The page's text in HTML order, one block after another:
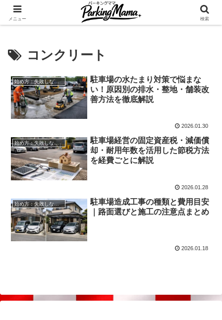
✨空き家・自宅の駐車場を貸してゆとりget🍵
コンクリート
始め方：失敗しない自宅駐車場貸し出し
駐車場の水たまり対策で悩まな
い！原因別の排水・整地・舗装改
善方法を徹底解説
2026.01.30
始め方：失敗しない自宅駐車場貸し出し
駐車場経営の固定資産税・減価償
却・耐用年数を活用した節税方法
を経費ごとに解説
2026.01.28
始め方：失敗しない自宅駐車場貸し出し
駐車場造成工事の種類と費用目安
｜路面選びと施工の注意点まとめ
2026.01.18
メニュー 検索